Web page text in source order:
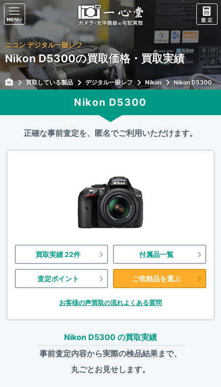
ニコン デジタル一眼レフ
Nikon D5300の買取価格・買取実績
買取している製品 デジタル一眼レフ Nikon Nikon D5300
Nikon D5300
正確な事前査定を、匿名でご利用いただけます。
買取実績 22件 付属品一覧
査定ポイント ご依頼品を選ぶ
お客様の声買取の流れよくある質問
Nikon D5300 の買取実績
事前査定内容から実際の検品結果まで、
丸ごとお見せします。